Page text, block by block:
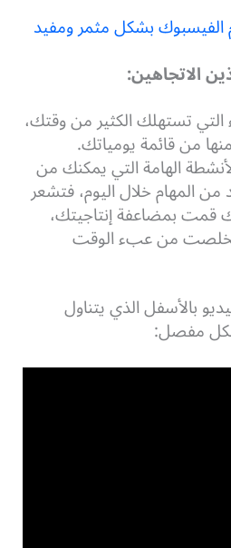
بشكل مثمر ومفيد
الاتجاهين:
تستهلك الكثير من وقتك،
من قائمة يومياتك.
الهامة التي يمكنك من
من المهام خلال اليوم، فتشعر
قمت بمضاعفة إنتاجيتك،
من عبء الوقت
بالأسفل الذي يتناول
مفصل: